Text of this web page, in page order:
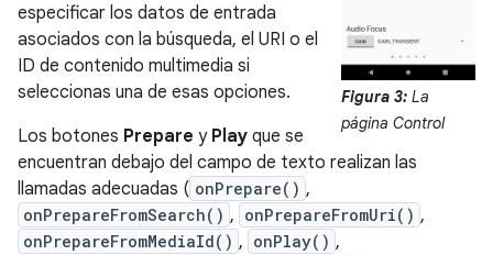
Figura 3:La
página Control
especificar los datos de entrada
asociados con la búsqueda, el URI o el
ID de contenido multimedia si
seleccionas una de esas opciones.
Los botones Prepare y Play que se
encuentran debajo del campo de texto realizan las
llamadas adecuadas ( onPrepare() ,
onPrepareFromSearch() , onPrepareFromUri() ,
onPrepareFromMediaId() , onPlay() ,